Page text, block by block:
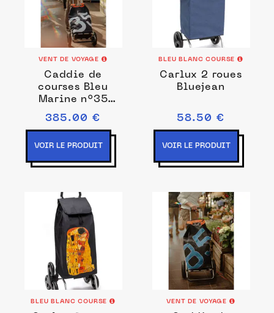
VENT DE VOYAGE
Caddie de
courses Bleu
Marine n°35
sangle orange
385.00 €
VOIR LE PRODUIT
BLEU BLANC COURSE
Carlux 2 roues
Bluejean
58.50 €
VOIR LE PRODUIT
BLEU BLANC COURSE VENT DE VOYAGE